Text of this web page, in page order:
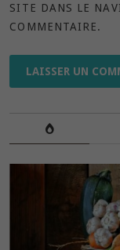
SITE DANS LE
COMMENTAIRE.